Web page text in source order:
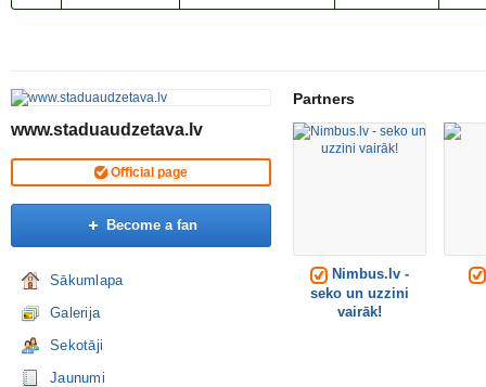
www.staduaudzetava.lv
Official page
Become a fan
Sākumlapa
Galerija
Sekotāji
Jaunumi
Partners
Nimbus.lv -
seko un uzzini
vairāk!